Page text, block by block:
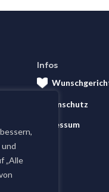
„Alle
Infos
Datenschutz
Impressum